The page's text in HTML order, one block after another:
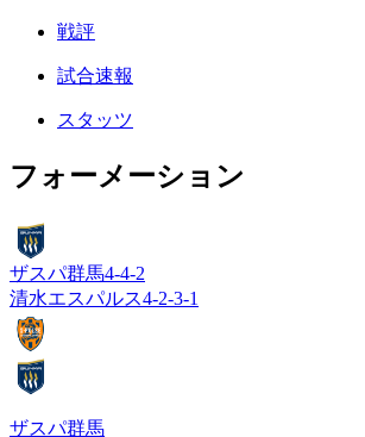
戦評
試合速報
スタッツ
フォーメーション
ザスパ群馬4-4-2
清水エスパルス4-2-3-1
ザスパ群馬